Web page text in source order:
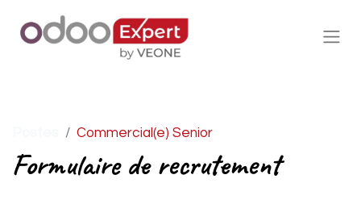
Commercial(e) Senior
Formulaire de recrutement